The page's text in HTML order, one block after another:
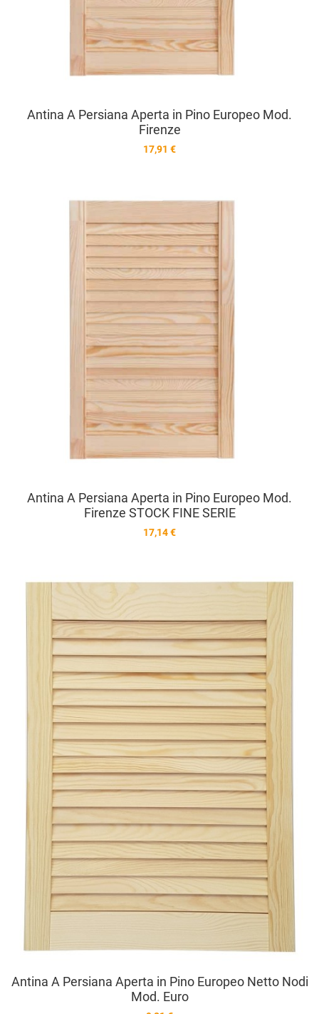
Antina A Persiana Aperta in Pino Europeo Mod.
Firenze
17,91 €
Antina A Persiana Aperta in Pino Europeo Mod.
Firenze STOCK FINE SERIE
17,14 €
Antina A Persiana Aperta in Pino Europeo Netto Nodi
Mod. Euro